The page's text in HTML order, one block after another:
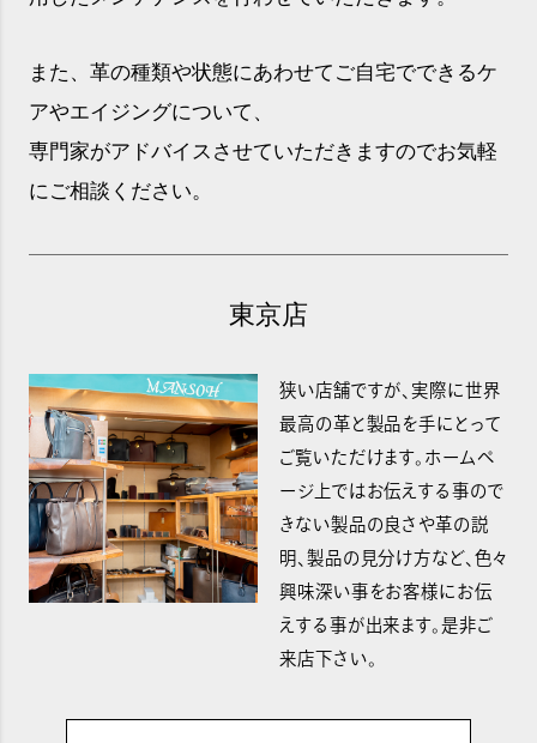
また、革の種類や状態にあわせてご自宅でできるケ
アやエイジングについて、
専門家がアドバイスさせていただきますのでお気軽
にご相談ください。
東京店
狭い店舗ですが、実際に世界
最高の革と製品を手にとって
ご覧いただけます。ホームペ
ージ上ではお伝えする事ので
きない製品の良さや革の説
明、製品の見分け方など、色々
興味深い事をお客様にお伝
えする事が出来ます。是非ご
来店下さい。